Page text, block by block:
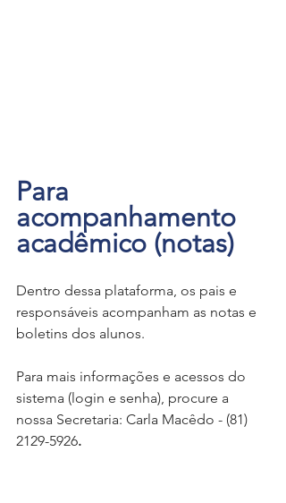
Para
acompanhamento
acadêmico (notas)
Dentro dessa plataforma, os pais e
responsáveis acompanham as notas e
boletins dos alunos.
Para mais informações e acessos do
sistema (login e senha), procure a
nossa Secretaria: Carla Macêdo - (81)
2129-5926.